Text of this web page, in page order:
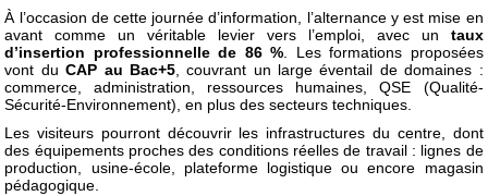
À l’occasion de cette journée d’information, l’alternance y est mise en
avant comme un véritable levier vers l’emploi, avec un taux
d’insertion professionnelle de 86 % . Les formations proposées
vont duCAP au Bac+5, couvrant un large éventail de domaines :
commerce, administration, ressources humaines, QSE (Qualité-
Sécurité-Environnement), en plus des secteurs techniques.
Les visiteurs pourront découvrir les infrastructures du centre, dont
des équipements proches des conditions réelles de travail : lignes de
production, usine-école, plateforme logistique ou encore magasin
pédagogique.